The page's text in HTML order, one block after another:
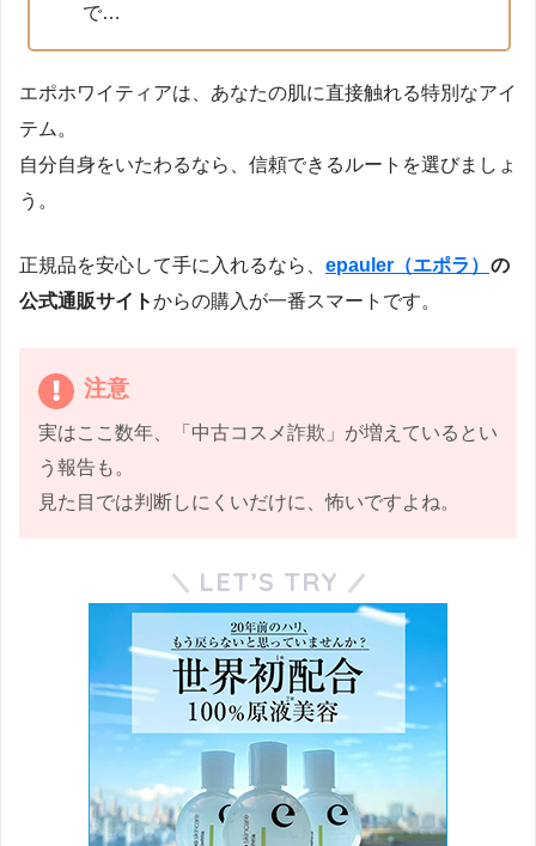
で…
エポホワイティアは、あなたの肌に直接触れる特別なアイ
テム。
自分自身をいたわるなら、信頼できるルートを選びましょ
う。
正規品を安心して手に入れるなら、 epauler（エポラ） の
公式通販サイトからの購入が一番スマートです。
注意
実はここ数年、「中古コスメ詐欺」が増えているとい
う報告も。
見た目では判断しにくいだけに、怖いですよね。
LET’S TRY